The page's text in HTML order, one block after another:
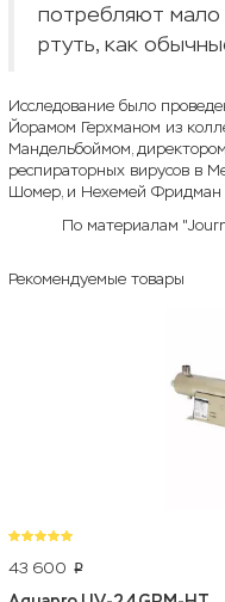
потребляют
ртуть, как
Исследование было
Йорамом Герхманом из
Мандельбоймом,
респираторных вирусов в
Шомер, и Нехемей Фридман
По материалам
Рекомендуемые товары
43 600 p